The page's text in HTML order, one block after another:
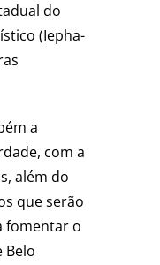
do
(Iepha-
a
com a
além do
que serão
fomentar o
Belo